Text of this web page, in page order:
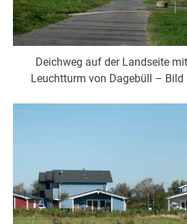
Deichweg auf der Landseite
Leuchtturm von Dagebüll – Bild